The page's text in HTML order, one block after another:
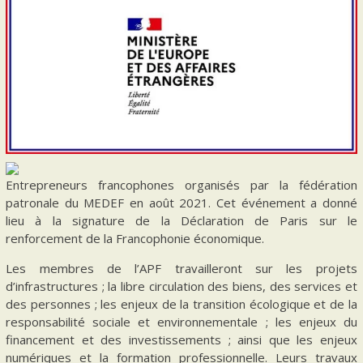
Entrepreneurs francophones organisés par la fédération
patronale du MEDEF en août 2021. Cet événement a donné
lieu à la signature de la Déclaration de Paris sur le
renforcement de la Francophonie économique.
Les membres de l’APF travailleront sur les projets
d’infrastructures ; la libre circulation des biens, des services et
des personnes ; les enjeux de la transition écologique et de la
responsabilité sociale et environnementale ; les enjeux du
financement et des investissements ; ainsi que les enjeux
numériques et la formation professionnelle. Leurs travaux